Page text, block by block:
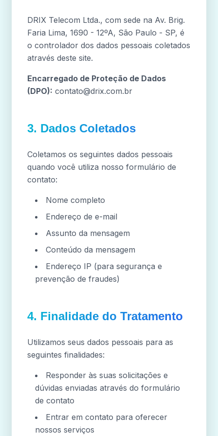
DRIX Telecom Ltda., com sede na Av. Brig.
Faria Lima, 1690 - 12ºA, São Paulo - SP, é
o controlador dos dados pessoais coletados
através deste site.
Encarregado de Proteção de Dados
(DPO): contato@drix.com.br
3. Dados Coletados
Coletamos os seguintes dados pessoais
quando você utiliza nosso formulário de
contato:
Nome completo
Endereço de e-mail
Assunto da mensagem
Conteúdo da mensagem
Endereço IP (para segurança e
prevenção de fraudes)
4. Finalidade do Tratamento
Utilizamos seus dados pessoais para as
seguintes finalidades:
Responder às suas solicitações e
dúvidas enviadas através do formulário
de contato
Entrar em contato para oferecer
nossos serviços